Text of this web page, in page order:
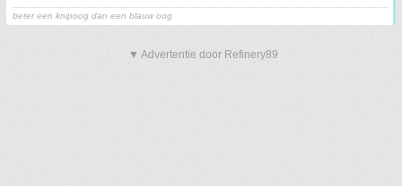
beter een knipoog dan een blauw oog
▼ Advertentie door Refinery89